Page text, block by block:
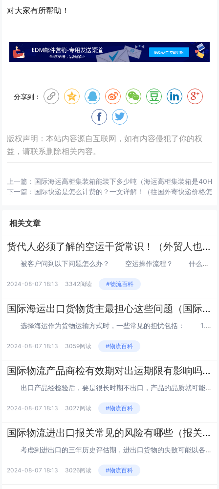
对大家有所帮助！
分享到：
版权声明：本站内容源自互联网，如有内容侵犯了你的权
益，请联系删除相关内容。
上一篇： 国际海运高柜集装箱能装下多少吨（海运高柜集装箱是
下一篇： 国际快递是怎么计费的？一文详解！（往国外寄快递价格怎
相关文章
货代人必须了解的空运干货常识！（外贸人也来学学空运干货）
被客户问到以下问题怎么办？ 空运操作流程？ 什么叫重平泡货？ 什么叫运价“靠级”？ 什么...
2024-08-07 18:13 3342阅读 #物流百科
国际海运出口货物货主最担心这些问题（国际海运干货知识分享）
选择海运作为货物运输方式时，一些常见的担忧包括： 1.运输时间： 海运通常需要相对较长的时间，特别是对于远距离...
2024-08-07 18:13 3059阅读 #物流百科
国际物流产品商检有效期对出运期限有影响吗（国际物流干货知识分享）
出口产品经检验后，要是很长时期不出口，产品的品质就可能会发生一定的改变，原先验证的结果就不可能充分体现产品的具体情况...
2024-08-07 18:13 3027阅读 #物流百科
国际物流进出口报关常见的风险有哪些（报关单被拒怎么办）
考虑到进出口的三年历史评估期，进出口货物的失败可能以各种方式出现，并且可能在数月或数年后才被发现。因此，企业必须确保...
2024-08-07 18:13 3026阅读 #物流百科